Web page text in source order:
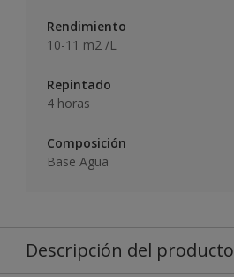
Rendimiento
10-11 m2 /L
Repintado
4 horas
Composición
Base Agua
Descripción del producto